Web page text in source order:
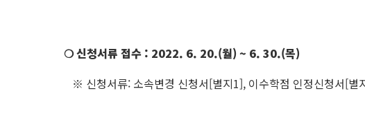
❍ 신청서류 접수 : 2022. 6. 20.(월) ~ 6. 30.(목)
※ 신청서류: 소속변경 신청서[별지1], 이수학점 인정신청서[별